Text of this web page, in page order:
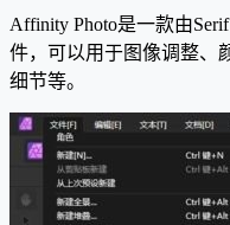
Affinity Photo是一款由
件，可以用于图像调整、
细节等。